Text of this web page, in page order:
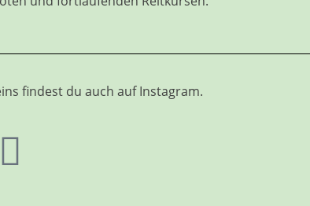
findest du auch auf Instagram.